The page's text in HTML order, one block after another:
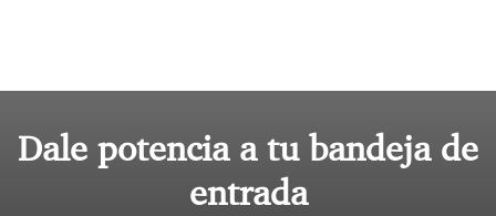
Dale potencia a tu bandeja de
entrada